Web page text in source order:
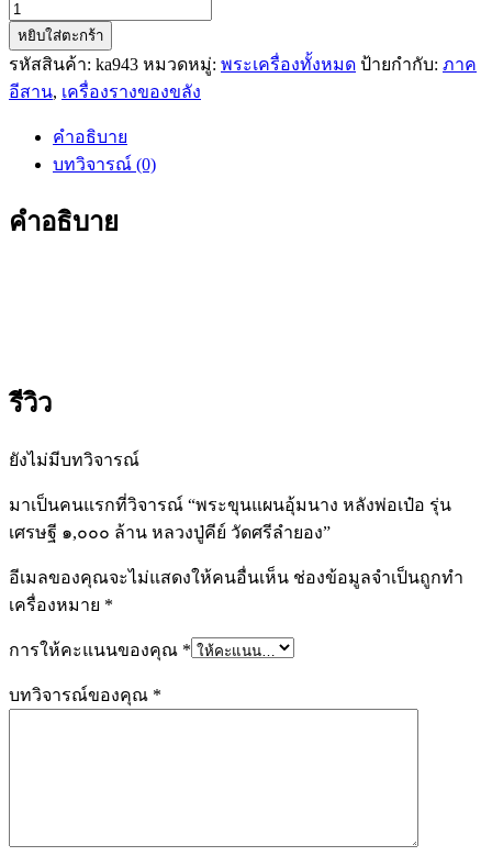
จำนวน
พระ
ขุนแผน
อุ้ม
รุ่น
คีย์
ศรี
ชิ้น
หยิบใส่ตะกร้า
รหัสสินค้า: ka943 หมวดหมู่: พระเครื่องทั้งหมด ป้ายกำกับ: ภาค
อีสาน, เครื่องรางของขลัง
คำอธิบาย
บทวิจารณ์ (0)
คำอธิบาย
รีวิว
ยังไม่มีบทวิจารณ์
มาเป็นคนแรกที่วิจารณ์ “พระขุนแผนอุ้มนาง หลังพ่อเป๋อ รุ่น
เศรษฐี ๑,๐๐๐ ล้าน หลวงปู่คีย์ วัดศรีลำยอง”
อีเมลของคุณจะไม่แสดงให้คนอื่นเห็น ช่องข้อมูลจำเป็นถูกทำ
เครื่องหมาย *
การให้คะแนนของคุณ *
บทวิจารณ์ของคุณ *